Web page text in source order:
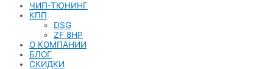
ЧИП-ТЮНИНГ
КПП
DSG
ZF 8HP
О КОМПАНИИ
БЛОГ
СКИДКИ